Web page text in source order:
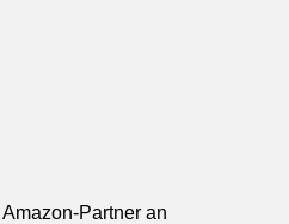
Partner an